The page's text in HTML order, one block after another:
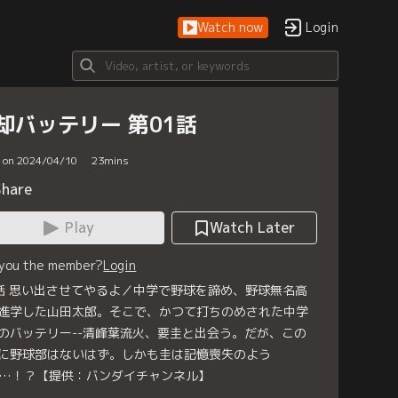
Watch now Login
バッテリー 第01話
2024/04/10 23mins
Play
Watch Later
the member?Login
思い出させてやるよ／中学で野球を諦め、野球無名高
学した山田太郎。そこで、かつて打ちのめされた中学
バッテリー--清峰葉流火、要圭と出会う。だが、この
野球部はないはず。しかも圭は記憶喪失のよう
？【提供：バンダイチャンネル】